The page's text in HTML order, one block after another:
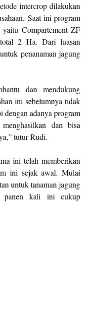
intercrop dilakukan
Saat ini program
Compartement ZF
2 Ha. Dari luasan
penanaman jagung
dan mendukung
ini sebelumnya tidak
dengan adanya program
dan bisa
tutur Rudi.
ini telah memberikan
ini sejak awal. Mulai
untuk tanaman jagung
panen kali ini cukup